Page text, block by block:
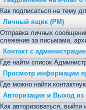
Как подписаться на тему
Личный ящик (PM)
Отправка личных
слежение за письмами,
Контакт с
Где найти список
Просмотр информации
Где можно найти
Авторизация и Выход
Как авторизоваться,